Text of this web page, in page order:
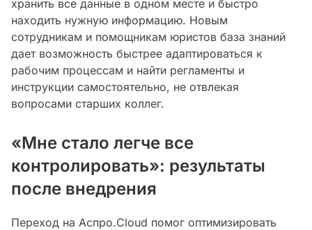
хранить все данные в одном месте и быстро
находить нужную информацию. Новым
сотрудникам и помощникам юристов база знаний
дает возможность быстрее адаптироваться к
рабочим процессам и найти регламенты и
инструкции самостоятельно, не отвлекая
вопросами старших коллег.
«Мне стало легче все
контролировать»: результаты
после внедрения
Переход на Аспро.Cloud помог оптимизировать